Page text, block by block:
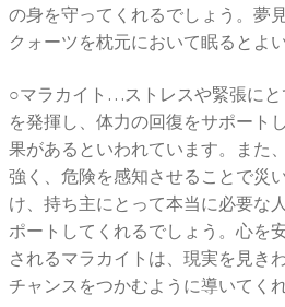
の身を守ってくれるでしょう。夢
クォーツを枕元において眠るとよ
○マラカイト…ストレスや緊張に
を発揮し、体力の回復をサポート
果があるといわれています。また
強く、危険を感知させることで災
け、持ち主にとって本当に必要な
ポートしてくれるでしょう。心を
されるマラカイトは、現実を見き
チャンスをつかむように導いてく